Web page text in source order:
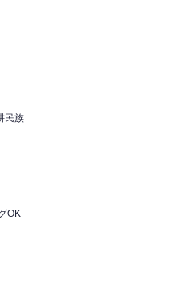
民族
OK